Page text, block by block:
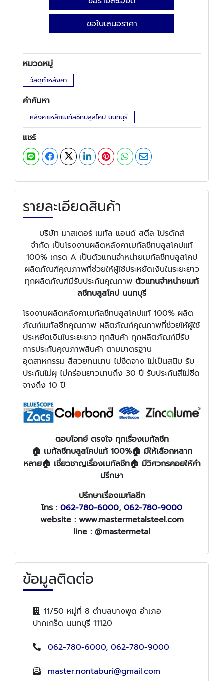
ขอใบเสนอราคา
หมวดหมู่
วัสดุทำหลังคา
คำค้นหา
หลังคาเหล็กเมทัลชีทบลูสโคป นนทบุรี
แชร์
รายละเอียดสินค้า
บริษัท มาสเตอร์ เมทัล แอนด์ สตีล โปรดักส์
จำกัด เป็นโรงงานผลิตหลังคาเมทัลชีทบลูสโคปแท้
100% เกรด A เป็นตัวแทนจำหน่ายเมทัลชีทบลูสโคป
ผลิตภัณฑ์คุณภาพที่ช่วยให้ผู้ใช้ประหยัดเงินในระยะยาว
ทุกผลิตภัณฑ์มีรับประกันคุณภาพ ตัวแทนจำหน่ายเมทั
ลชีทบลูสโคป นนทบุรี
โรงงานผลิตหลังคาเมทัลชีทบลูสโคปแท้ 100% ผลิต
ภัณฑ์เมทัลชีทคุณภาพ ผลิตภัณฑ์คุณภาพที่ช่วยให้ผู้ใช้
ประหยัดเงินในระยะยาว ทุกสินค้า ทุกผลิตภัณฑ์มีรับ
การประกันคุณภาพสินค้า ตามมาตรฐาน
อุตสาหกรรม สีสวยทนนาน ไม่ซีดจาง ไม่เป็นสนิม รับ
ประกันไม่ผุ ไม่กร่อนยาวนานถึง 30 ปี รับประกันสีไม่ซีด
จางถึง 10 ปี
ตอบโจทย์ ตรงใจ ทุกเรื่องเมทัลชีท
🏠 เมทัลชีทบลูสโคปแท้ 100%🏠 มีให้เลือกหลาก
หลาย🏠 เชี่ยวชาญเรื่องเมทัลชีท🏠 มีวิศวกรคอยให้คำ
ปรึกษา
ปรึกษาเรื่องเมทัลชีท
โทร : 062-780-6000, 062-780-9000
website : www.mastermetalsteel.com
line : @mastermetal
ข้อมูลติดต่อ
11/50 หมู่ที่ 8 ตำบลบางพูด อำเภอ
ปากเกร็ด นนทบุรี 11120
062-780-6000, 062-780-9000
master.nontaburi@gmail.com